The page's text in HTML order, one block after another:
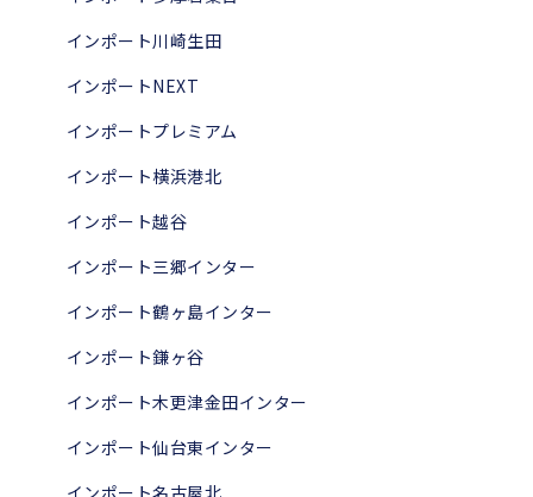
インポート川崎生田
インポートNEXT
インポートプレミアム
インポート横浜港北
インポート越谷
インポート三郷インター
インポート鶴ヶ島インター
インポート鎌ヶ谷
インポート木更津金田インター
インポート仙台東インター